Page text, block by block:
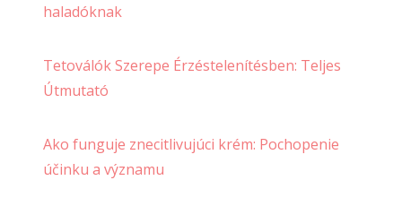
haladóknak
Tetoválók Szerepe Érzéstelenítésben: Teljes
Útmutató
Ako funguje znecitlivujúci krém: Pochopenie
účinku a významu